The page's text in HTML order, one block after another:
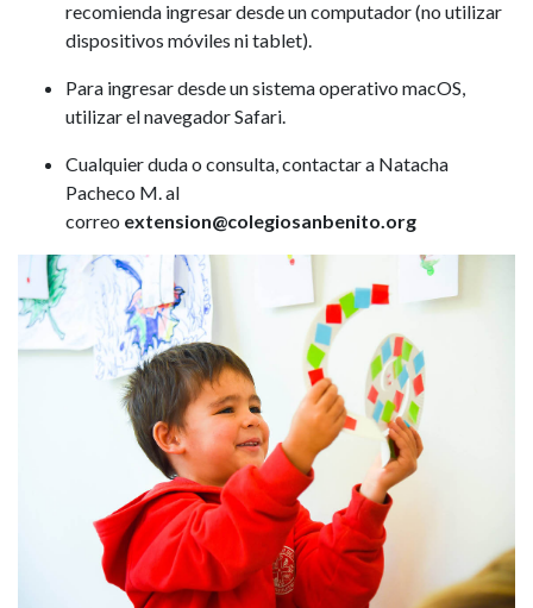
recomienda ingresar desde un computador (no utilizar
dispositivos móviles ni tablet).
Para ingresar desde un sistema operativo macOS,
utilizar el navegador Safari.
Cualquier duda o consulta, contactar a Natacha
Pacheco M. al
correo extension@colegiosanbenito.org